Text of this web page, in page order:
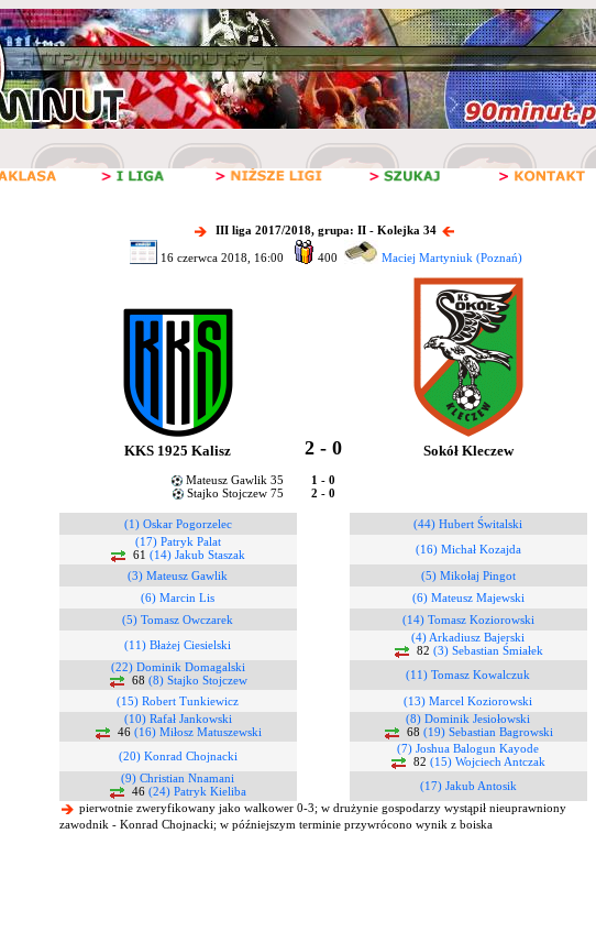
III liga 2017/2018, grupa: II - Kolejka 34
16 czerwca 2018, 16:00 400 Maciej Martyniuk (Poznań)
KKS 1925 Kalisz 2 - 0 Sokół Kleczew
Mateusz Gawlik 35
1 - 0
Stajko Stojczew 75
2 - 0
(1) Oskar Pogorzelec
(44) Hubert Świtalski
(17) Patryk Palat
61 (14) Jakub Staszak
(16) Michał Kozajda
(3) Mateusz Gawlik
(5) Mikołaj Pingot
(6) Marcin Lis
(6) Mateusz Majewski
(5) Tomasz Owczarek
(14) Tomasz Koziorowski
(11) Błażej Ciesielski
(4) Arkadiusz Bajerski
82 (3) Sebastian Śmiałek
(22) Dominik Domagalski
68 (8) Stajko Stojczew
(11) Tomasz Kowalczuk
(15) Robert Tunkiewicz
(13) Marcel Koziorowski
(10) Rafał Jankowski
46 (16) Miłosz Matuszewski
(8) Dominik Jesiołowski
68 (19) Sebastian Bagrowski
(20) Konrad Chojnacki
(7) Joshua Balogun Kayode
82 (15) Wojciech Antczak
(9) Christian Nnamani
46 (24) Patryk Kieliba
(17) Jakub Antosik
pierwotnie zweryfikowany jako walkower 0-3; w drużynie gospodarzy wystąpił nieuprawniony
zawodnik - Konrad Chojnacki; w późniejszym terminie przywrócono wynik z boiska